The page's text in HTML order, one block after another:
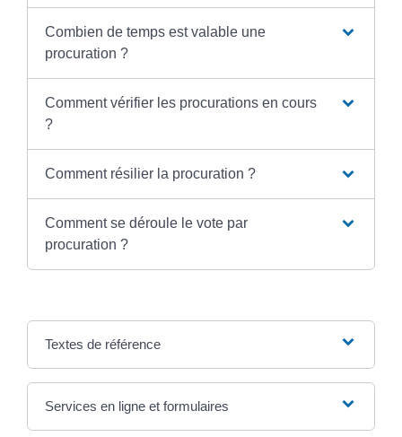
Combien de temps est valable une
procuration ?
Comment vérifier les procurations en cours
?
Comment résilier la procuration ?
Comment se déroule le vote par
procuration ?
Textes de référence
Services en ligne et formulaires